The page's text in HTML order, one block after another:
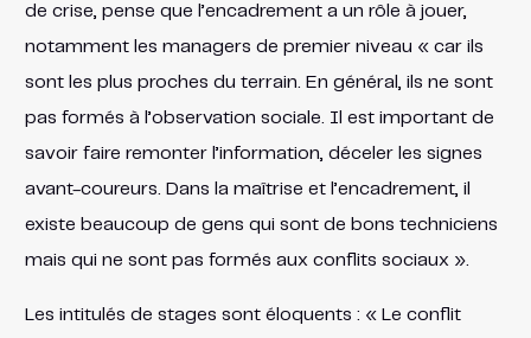
de crise, pense que l’encadrement a un rôle à jouer,
notamment les managers de premier niveau « car ils
sont les plus proches du terrain. En général, ils ne sont
pas formés à l’observation sociale. Il est important de
savoir faire remonter l’information, déceler les signes
avant-coureurs. Dans la maîtrise et l’encadrement, il
existe beaucoup de gens qui sont de bons techniciens
mais qui ne sont pas formés aux conflits sociaux ».
Les intitulés de stages sont éloquents : « Le conflit